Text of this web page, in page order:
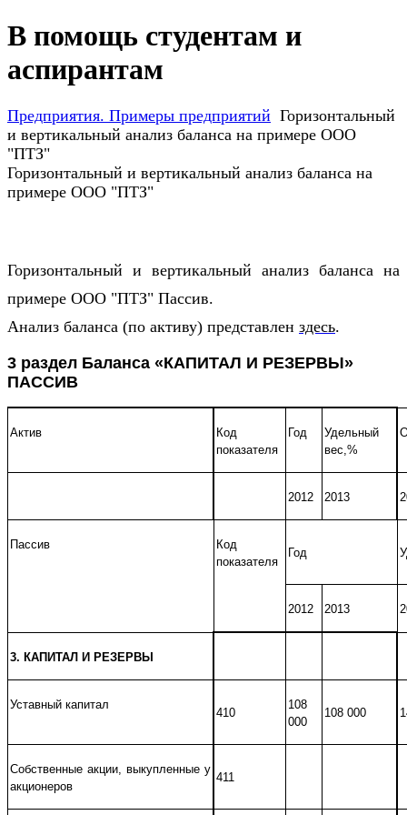
В помощь студентам и
аспирантам
Предприятия. Примеры предприятий Горизонтальный
и вертикальный анализ баланса на примере ООО
"ПТЗ"
Горизонтальный и вертикальный анализ баланса на
примере ООО "ПТЗ"
Горизонтальный и вертикальный анализ баланса на
примере ООО "ПТЗ" Пассив.
Анализ баланса (по активу) представлен здесь.
3 раздел Баланса «КАПИТАЛ И РЕЗЕРВЫ»
ПАССИВ
Актив
Код
показателя
Год
Удельный
вес,%
2012 2013
Пассив
Код
показателя
Год
2012 2013
3. КАПИТАЛ И РЕЗЕРВЫ
Уставный капитал
410
108
000
108 000
Собственные акции, выкупленные у
акционеров
411